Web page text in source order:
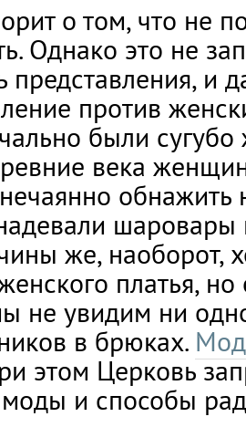
о том, что не
Однако это не
представления, и
против
были
века
обнажить
шаровары
же, наоборот,
платья,
не увидим ни
в брюках.
этом Церковь
и способы